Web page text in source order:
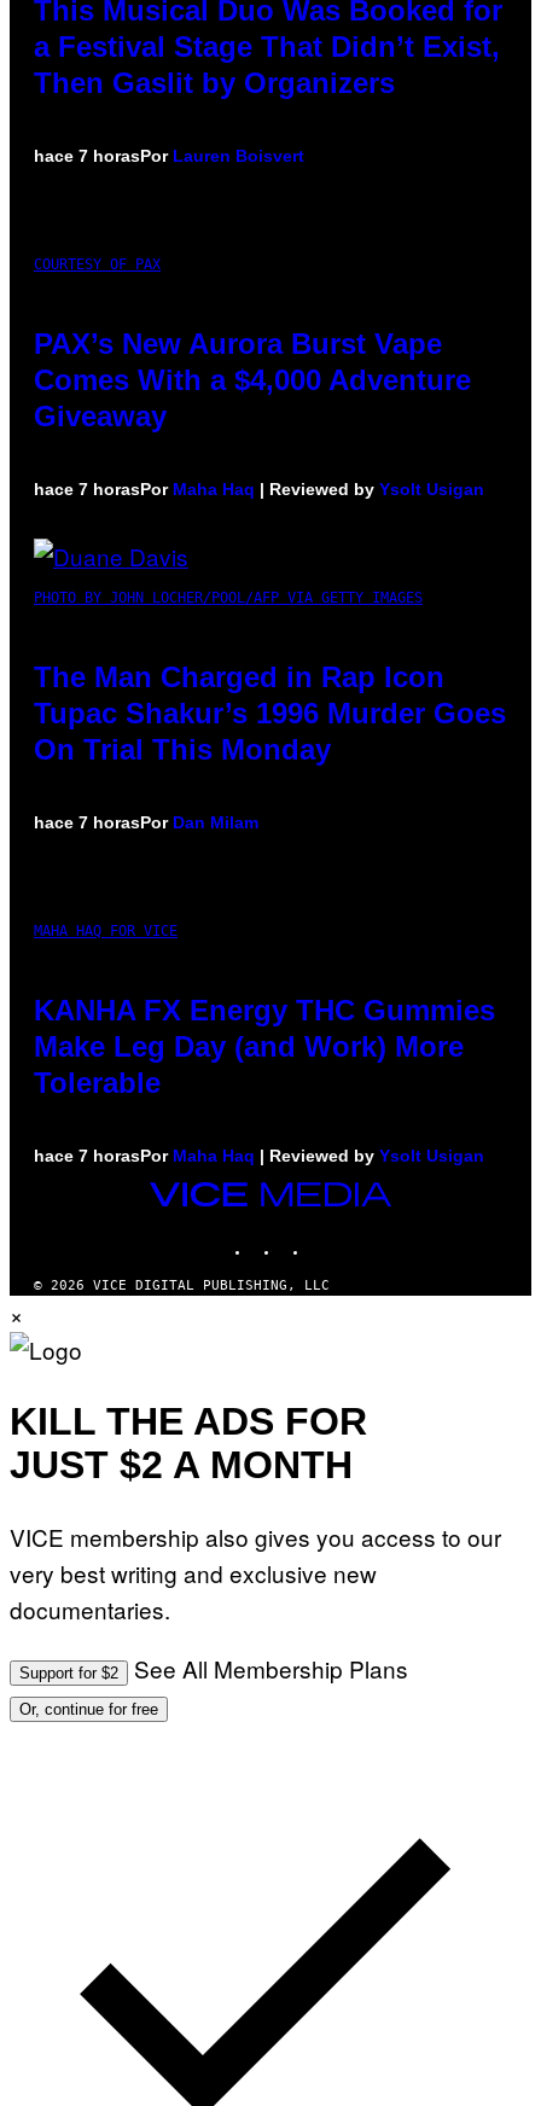
This Musical Duo Was Booked for
a Festival Stage That Didn’t Exist,
Then Gaslit by Organizers
hace 7 horasPor Lauren Boisvert
COURTESY OF PAX
PAX’s New Aurora Burst Vape
Comes With a $4,000 Adventure
Giveaway
hace 7 horasPor Maha Haq | Reviewed by Ysolt Usigan
PHOTO BY JOHN LOCHER/POOL/AFP VIA GETTY IMAGES
The Man Charged in Rap Icon
Tupac Shakur’s 1996 Murder Goes
On Trial This Monday
hace 7 horasPor Dan Milam
MAHA HAQ FOR VICE
KANHA FX Energy THC Gummies
Make Leg Day (and Work) More
Tolerable
hace 7 horasPor Maha Haq | Reviewed by Ysolt Usigan
VICE
MEDIA
© 2026 VICE DIGITAL PUBLISHING, LLC
×
KILL THE ADS FOR
JUST $2 A MONTH
VICE membership also gives you access to our
very best writing and exclusive new
documentaries.
Support for $2 See All Membership Plans
Or, continue for free